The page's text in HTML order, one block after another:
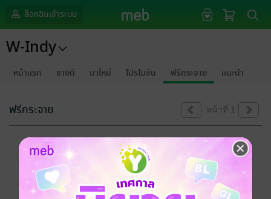
ล็อกอินเข้าระบบ
W-Indy
หน้าแรก ขายดี มาใหม่ โปรโมชัน ฟรีกระจาย แนะนำ
ฟรีกระจาย หน้าที่ 1
ขออภัยด้วยนะคะ